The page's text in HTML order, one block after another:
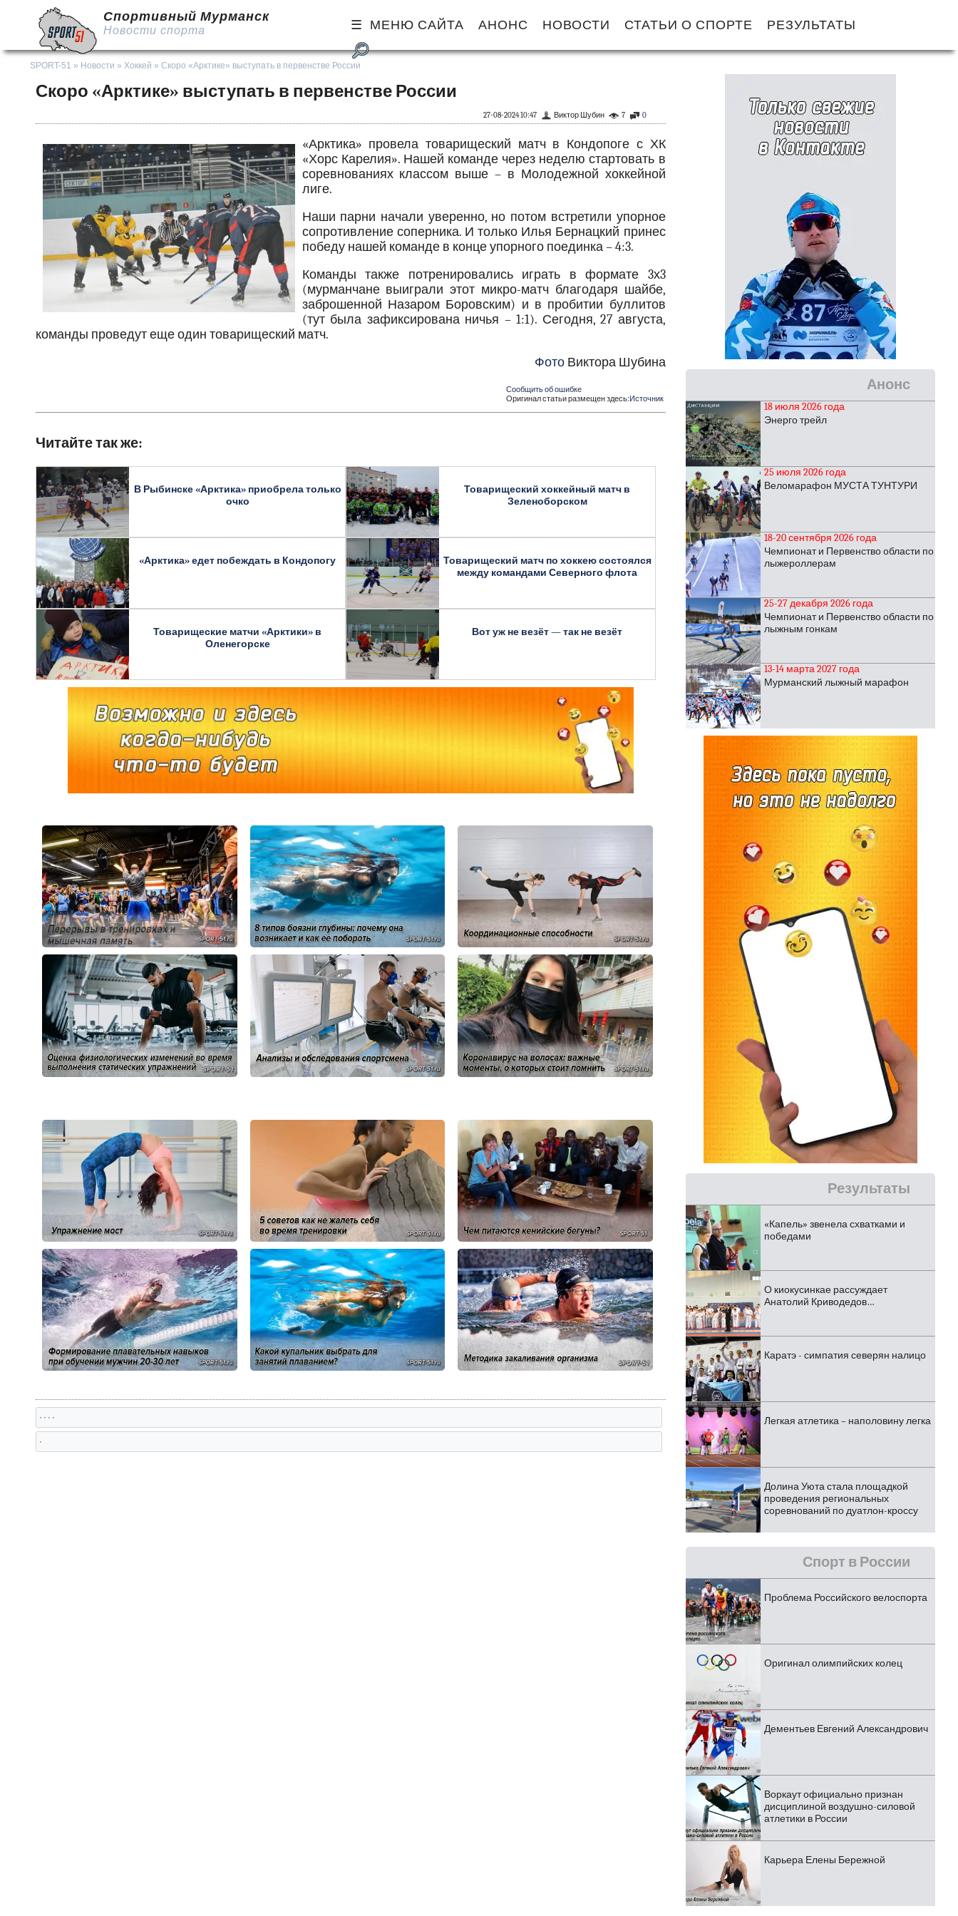
Спортивный Мурманск
Новости спорта МЕНЮ САЙТА АНОНС НОВОСТИ СТАТЬИ О СПОРТЕ РЕЗУЛЬТАТЫ
SPORT-51 » Новости » Хоккей » Скоро «Арктике» выступать в первенстве России
Скоро «Арктике» выступать в первенстве России
0
7
Виктор Шубин
27-08-2024 10:47
«Арктика» провела товарищеский матч в Кондопоге с ХК
«Хорс Карелия». Нашей команде через неделю стартовать в
соревнованиях классом выше – в Молодежной хоккейной
лиге.
Наши парни начали уверенно, но потом встретили упорное
сопротивление соперника. И только Илья Бернацкий принес
победу нашей команде в конце упорного поединка – 4:3.
Команды также потренировались играть в формате 3х3
(мурманчане выиграли этот микро-матч благодаря шайбе,
заброшенной Назаром Боровским) и в пробитии буллитов
(тут была зафиксирована ничья – 1:1). Сегодня, 27 августа,
команды проведут еще один товарищеский матч.
ФотоВиктора Шубина
Сообщить об ошибке
Оригинал статьи размещен здесь:Источник
Читайте так же:
В Рыбинске «Арктика» приобрела только
очко
Товарищеский хоккейный матч в
Зеленоборском
«Арктика» едет побеждать в Кондопогу
Товарищеский матч по хоккею состоялся
между командами Северного флота
Товарищеские матчи «Арктики» в
Оленегорске
Вот уж не везёт — так не везёт
, , , ,
,
Анонс
18 июля 2026 года
Энерго трейл
25 июля 2026 года
Веломарафон МУСТА ТУНТУРИ
18-20 сентября 2026 года
Чемпионат и Первенство области по
лыжероллерам
25-27 декабря 2026 года
Чемпионат и Первенство области по
лыжным гонкам
13-14 марта 2027 года
Мурманский лыжный марафон
Результаты
«Капель» звенела схватками и
победами
О киокусинкае рассуждает
Анатолий Криводедов…
Каратэ - симпатия северян налицо
Легкая атлетика – наполовину легка
Долина Уюта стала площадкой
проведения региональных
соревнований по дуатлон-кроссу
Спорт в России
Проблема Российского велоспорта
Оригинал олимпийских колец
Дементьев Евгений Александрович
Воркаут официально признан
дисциплиной воздушно-силовой
атлетики в России
Карьера Елены Бережной